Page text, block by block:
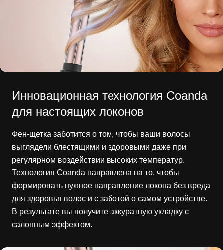
Инновационная технология Coanda
для настоящих локонов
Фен-щетка заботится о том, чтобы ваши волосы
выглядели блестящими и здоровыми даже при
регулярном воздействии высоких температур.
Технология Coanda направлена на то, чтобы
формировать нужное направление локона без вреда
для здоровья волос и с заботой о самом устройстве.
В результате вы получите аккуратную укладку с
салонным эффектом.